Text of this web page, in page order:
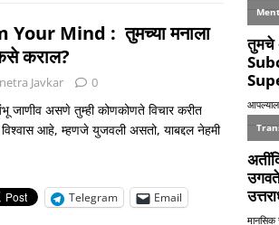
Mind : तुमच्या मनाला
कराल?
Javkar 0
असणे तुम्ही कोणकोणते विचार करीत
आहे, म्हणजे युजवली असतो, याबद्दल नेहमी
Telegram Email